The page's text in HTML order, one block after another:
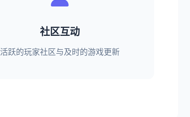
社区互动
活跃的玩家社区与及时的游戏更新